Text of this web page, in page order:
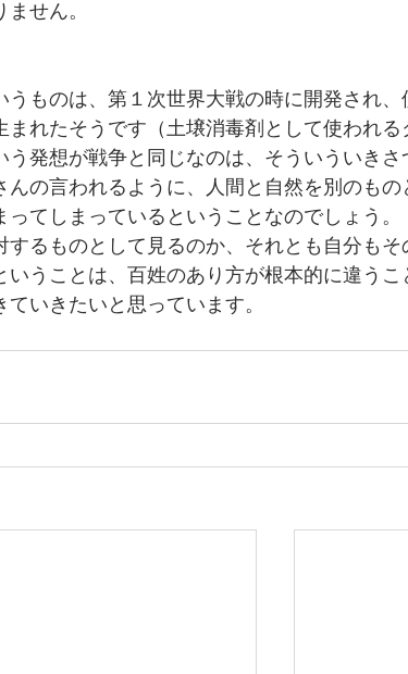
せん。
ものは、第１次世界大戦の時に開発され、
れたそうです（土壌消毒剤として使われる
う発想が戦争と同じなのは、そういういきさ
の言われるように、人間と自然を別のもの
てしまっているということなのでしょう。
るものとして見るのか、それとも自分もそ
うことは、百姓のあり方が根本的に違うこ
いきたいと思っています。